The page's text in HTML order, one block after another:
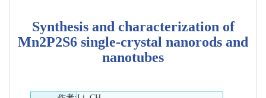
Synthesis and characterization of
Mn2P2S6 single-crystal nanorods and
nanotubes